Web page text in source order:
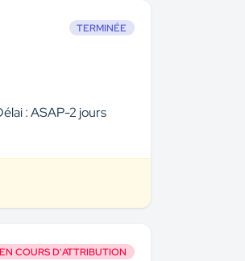
TERMINÉE
: ASAP-2 jours
EN COURS D'ATTRIBUTION